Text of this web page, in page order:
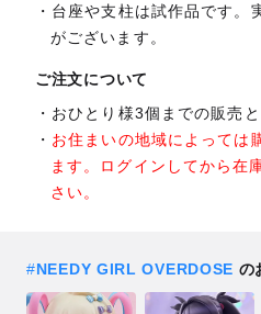
台座や支柱は試作品です。
がございます。
ご注文について
おひとり様3個までの販売と
お住まいの地域によっては
ます。ログインしてから在
さい。
#NEEDY GIRL OVERDOSE の